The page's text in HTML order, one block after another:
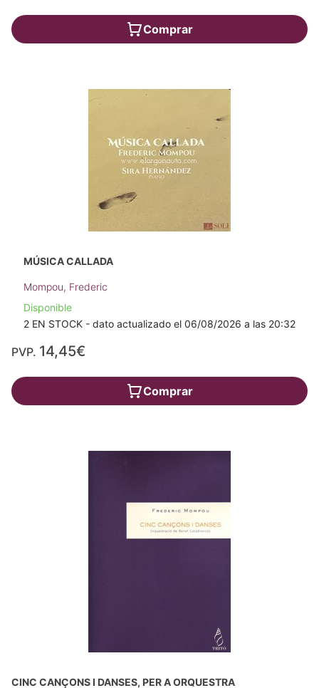
Comprar
MÚSICA CALLADA
Mompou, Frederic
Disponible
2 EN STOCK - dato actualizado el 06/08/2026 a las 20:32
PVP. 14,45€
Comprar
CINC CANÇONS I DANSES, PER A ORQUESTRA